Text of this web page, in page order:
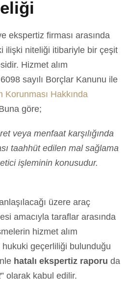
ekspertiz firması arasında
ilişki niteliği itibariyle bir çeşit
Hizmet alım
sayılı Borçlar Kanunu ile
Korunması Hakkında
göre;
menfaat karşılığında
taahhüt edilen mal sağlama
işleminin konusudur.
üzere araç
amacıyla taraflar arasında
hizmet alım
geçerliliği bulunduğu
hatalı ekspertiz raporu da
” olarak kabul edilir.